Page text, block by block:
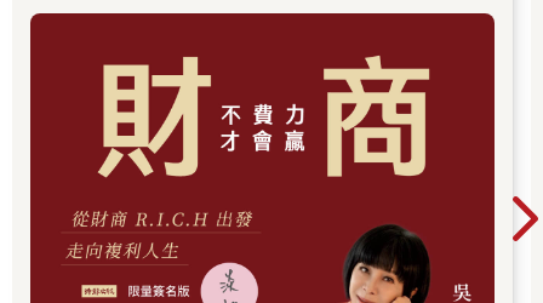
級回頭上學竟然還考了第一名，這一考，讓他有機會轉接上不同
的教育路線。大病不死，兒子命算是撿回來，顯然頭腦好，這兒
子得栽培，要去找好學校給他讀。
新竹師範的附設小學顯然跟軍人子弟學校不一樣，瞿順卿聽人說
了，那裡的師資都是師範學院的，好些優秀年輕的老師在附小實
習。那的校長特別好，女校長高梓從北京來的，給孩子上體育、
音樂、美術，還有選舉。小孩子在那裡可以開會舉手說說話。
瞿順卿算是拚了，牙一咬讓海源四年級轉去竹師附小。
送去附小的基本上家裡都有點根基。海源最要好的同學姓張，家
裡祖父就是日本時代名醫，走進張家那三合院是連著的好幾進